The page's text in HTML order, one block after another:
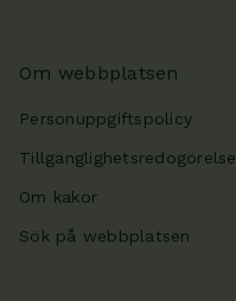
Om webbplatsen
Personuppgiftspolicy
Tillgänglighetsredogörelse
Om kakor
Sök på webbplatsen